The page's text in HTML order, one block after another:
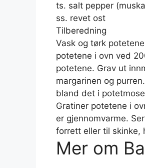
ts. salt pepper
ss. revet ost
Tilberedning
Vask og tørk
potetene i ovn ved
potetene. Grav ut
margarinen og
bland det i
Gratiner potetene i
er gjennomvarme.
forrett eller til skinke,
Mer om